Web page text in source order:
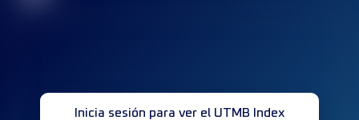
Inicia sesión para ver el UTMB Index